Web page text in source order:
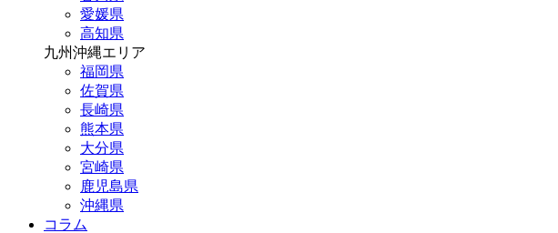
愛媛県
高知県
九州沖縄エリア
福岡県
佐賀県
長崎県
熊本県
大分県
宮崎県
鹿児島県
沖縄県
コラム